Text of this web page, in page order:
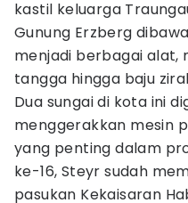
kastil keluarga
Gunung Erzberg
menjadi berbagai alat,
tangga hingga baju
Dua sungai di kota ini
menggerakkan mesin
yang penting dalam
ke-16, Steyr sudah
pasukan Kekaisaran